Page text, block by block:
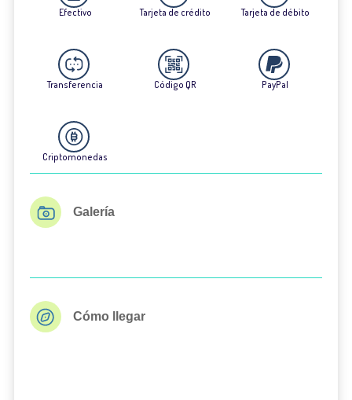
Efectivo Tarjeta de crédito Tarjeta de débito
Transferencia Código QR PayPal
Criptomonedas
Galería
Cómo llegar